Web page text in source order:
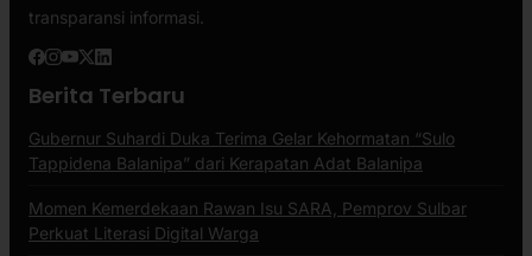
transparansi informasi.
Berita Terbaru
Gubernur Suhardi Duka Terima Gelar Kehormatan “Sulo
Tappidena Balanipa” dari Kerapatan Adat Balanipa
Momen Kemerdekaan Rawan Isu SARA, Pemprov Sulbar
Perkuat Literasi Digital Warga